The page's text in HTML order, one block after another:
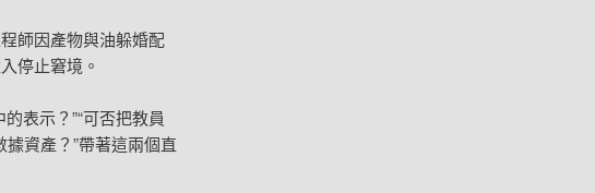
師因產物與油躲婚配
停止窘境。
表示？”“可否把教員
資產？”帶著這兩個直